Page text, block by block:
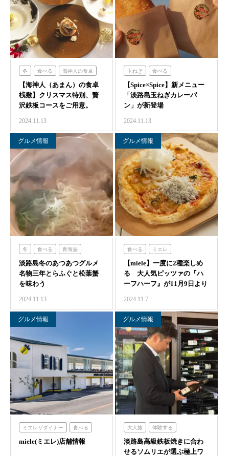
冬 食べる 海神人の食卓
【海神人（あまん）の食卓
桟敷】クリスマス​特別、贅
沢鉄板コースをご用意。
2024.11.13
玉ねぎ 食べる
シェフガーデン
【Spice×Spice】新メニュー
「淡路島玉ねぎカレーパ
ン」が新登場
2024.11.13
グルメ情報
冬 食べる 青海波
淡路島冬のあつあつグルメ
名物三年とらふぐと松葉蟹
を味わう
2024.11.13
グルメ情報
食べる ミエレ
【miele】一度に2種楽しめ
る 大人気ピッツァの『ハ
ーフハーフ』が11月9日より
2024.11.7
グルメ情報
ミエレザダイナー 食べる
ミエレ ミエレザガーデン
miele(ミエレ)店舗情報
グルメ情報
大人旅 体験する
海神人の食卓
淡路島高級鉄板焼きに合わ
せるソムリエが選ぶ極上ワ